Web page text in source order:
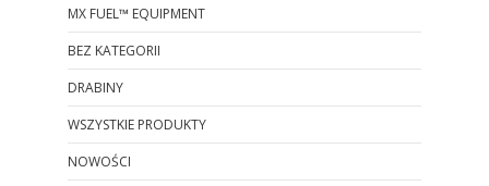
MX FUEL™ EQUIPMENT
BEZ KATEGORII
DRABINY
WSZYSTKIE PRODUKTY
NOWOŚCI